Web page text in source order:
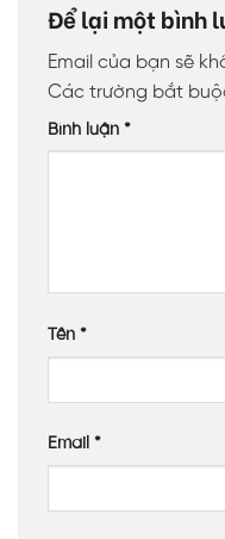
Để lại một bình
Email của bạn sẽ
Các trường bắt
Bình luận *
Tên *
Email *